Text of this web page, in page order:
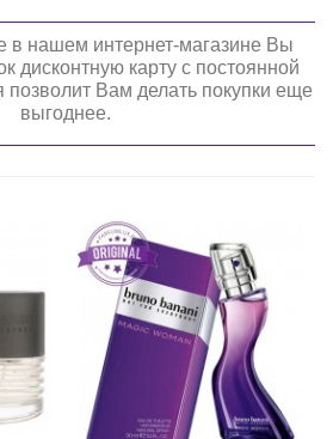
в нашем интернет-магазине Вы
дисконтную карту с постоянной
позволит Вам делать покупки еще
выгоднее.